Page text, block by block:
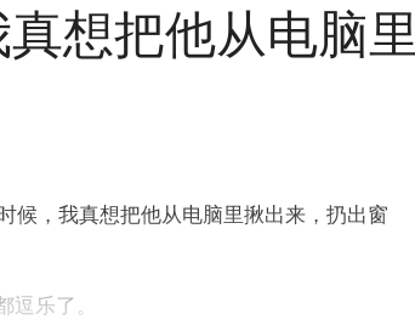
想把他从电脑里
候，我真想把他从电脑里揪出来，扔出窗
乐了。